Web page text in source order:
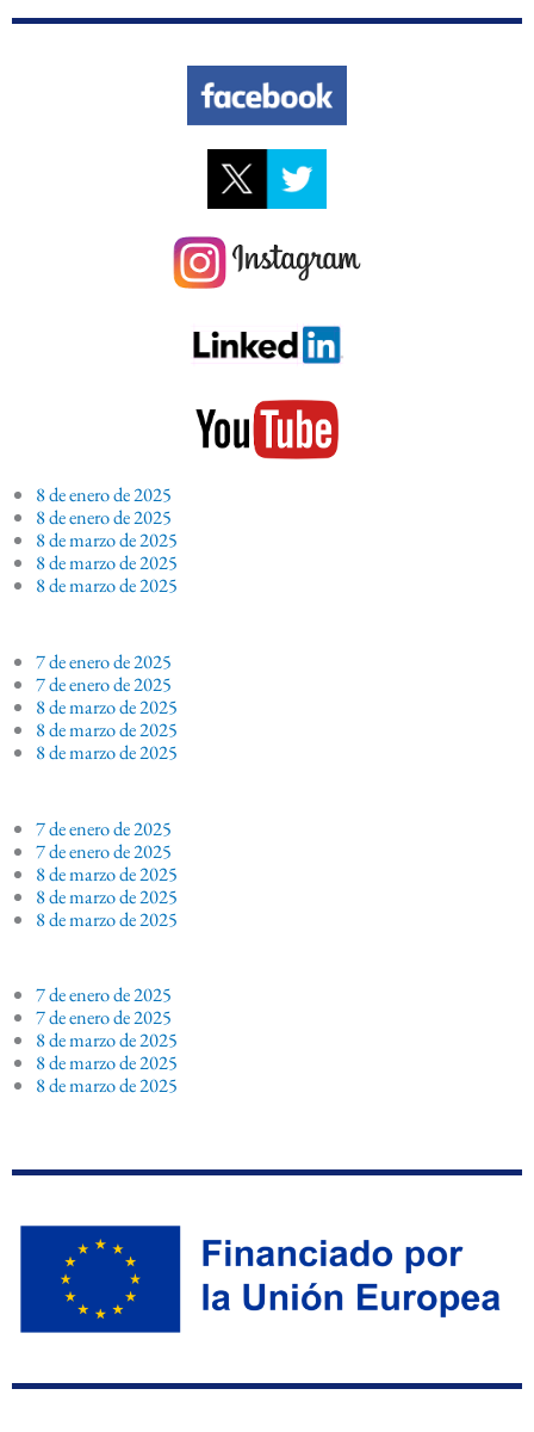
8 de enero de 2025
8 de enero de 2025
8 de marzo de 2025
8 de marzo de 2025
8 de marzo de 2025
7 de enero de 2025
7 de enero de 2025
8 de marzo de 2025
8 de marzo de 2025
8 de marzo de 2025
7 de enero de 2025
7 de enero de 2025
8 de marzo de 2025
8 de marzo de 2025
8 de marzo de 2025
7 de enero de 2025
7 de enero de 2025
8 de marzo de 2025
8 de marzo de 2025
8 de marzo de 2025